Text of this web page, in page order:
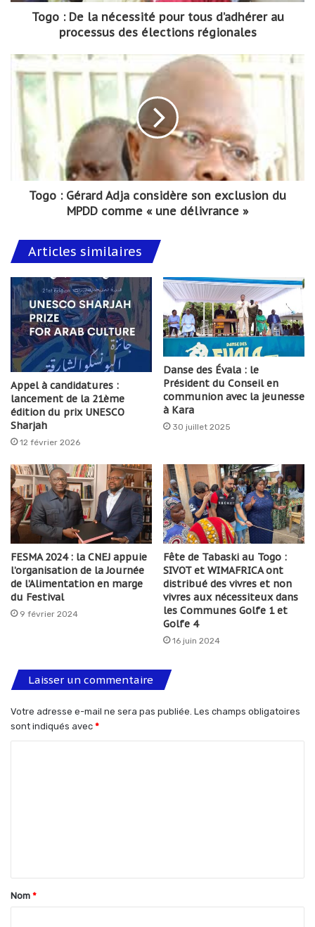
Togo : De la nécessité pour tous d’adhérer au
processus des élections régionales
Togo : Gérard Adja considère son exclusion du
MPDD comme « une délivrance »
Articles similaires
Appel à candidatures :
lancement de la 21ème
édition du prix UNESCO
Sharjah
12 février 2026
Danse des Évala : le
Président du Conseil en
communion avec la jeunesse
à Kara
30 juillet 2025
FESMA 2024 : la CNEJ appuie
l’organisation de la Journée
de l’Alimentation en marge
du Festival
9 février 2024
Fête de Tabaski au Togo :
SIVOT et WIMAFRICA ont
distribué des vivres et non
vivres aux nécessiteux dans
les Communes Golfe 1 et
Golfe 4
16 juin 2024
Laisser un commentaire
Votre adresse e-mail ne sera pas publiée. Les champs obligatoires
sont indiqués avec *
t
a
Nom *